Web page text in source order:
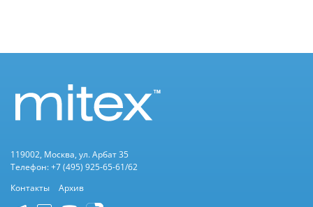
119002, Москва, ул. Арбат 35
Телефон: +7 (495) 925-65-61/62
Контакты
Архив